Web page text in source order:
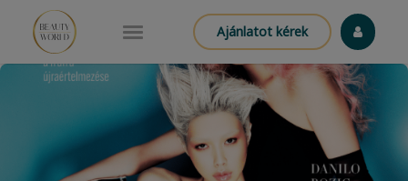
Ajánlatot kérek